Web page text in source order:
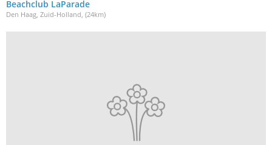
Beachclub LaParade
Den Haag, Zuid-Holland, (24km)